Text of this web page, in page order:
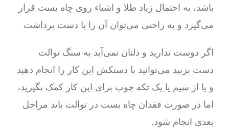
باشد، به احتمال زیاد طلا و اشیاء روی چاه بست قرار
می‌گیرد و به راحتی می‌توان آن را با دست برداشت
اگر دوست ندارید و دلتان نمی‌آید به سنگ توالت
دست بزنید می‌توانید با دستکش این کار را انجام دهید
و یا از سیم یا یک تکه چوب برای این کار کمک بگیرید،
اما در صورت فقدان چاه بست در توالت باید مراحل
بعدی انجام شود.